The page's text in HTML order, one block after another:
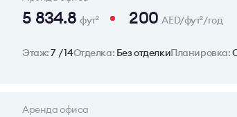
5 834.8фут2 200AED/фут2/год
Этаж:7 / 14Отделка: Без отделкиПланировка:
Аренда офиса